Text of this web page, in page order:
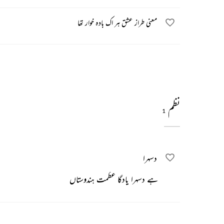
معنی طراز عشق ہر اک بادہ خوار تھا
نظم 1
دسہرا
ہے دسہرا یادگا عظمت ہندوستاں